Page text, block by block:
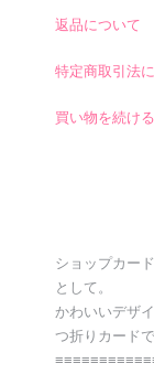
返品について
特定商取引法
買い物を続ける
ショップカー
として。
かわいいデザ
つ折りカードで